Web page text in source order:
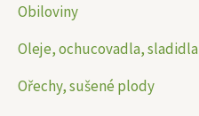
Obiloviny
Oleje, ochucovadla, sladidla
Ořechy, sušené plody